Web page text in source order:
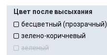
Цвет после высыхания
бесцветный (прозрачный)
зелено-коричневый
зеленый